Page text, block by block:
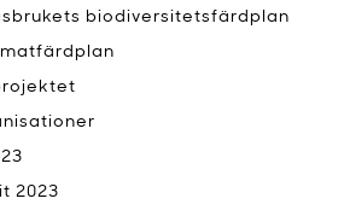
biodiversitetsfärdplan
2023